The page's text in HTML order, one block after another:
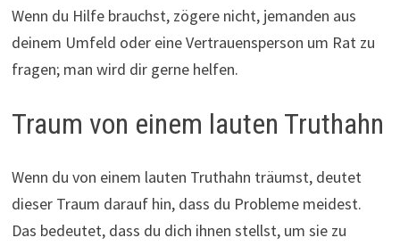
Wenn du Hilfe brauchst, zögere nicht, jemanden aus
deinem Umfeld oder eine Vertrauensperson um Rat zu
fragen; man wird dir gerne helfen.
Traum von einem lauten Truthahn
Wenn du von einem lauten Truthahn träumst, deutet
dieser Traum darauf hin, dass du Probleme meidest.
Das bedeutet, dass du dich ihnen stellst, um sie zu